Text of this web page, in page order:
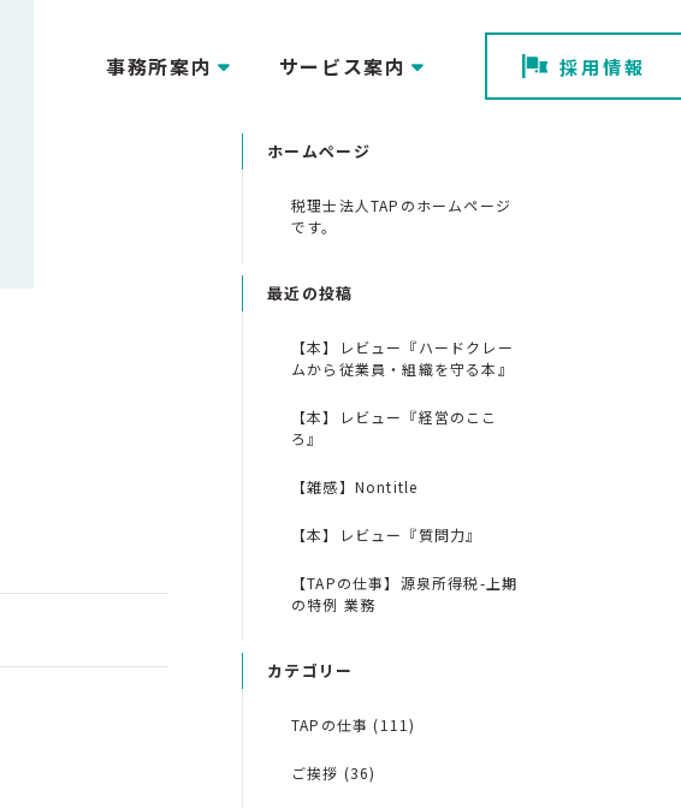
事務所案内 サービス案内 採用情報
ホームページ
税理士法人TAPのホームページ
です。
最近の投稿
【本】レビュー『ハードクレー
ムから従業員・組織を守る本』
【本】レビュー『経営のここ
ろ』
【雑感】Nontitle
【本】レビュー『質問力』
【TAPの仕事】源泉所得税-上期
の特例 業務
カテゴリー
TAPの仕事 (111)
ご挨拶 (36)